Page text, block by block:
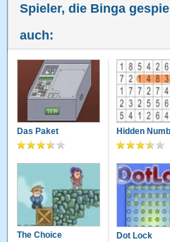
Spieler, die Binga
auch:
Das Paket Hidden
The Choice Dot Lock